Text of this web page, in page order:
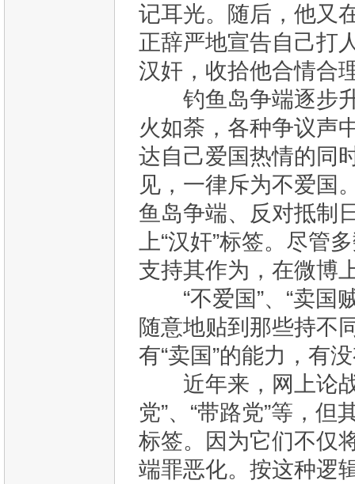
记耳光。随后，他又
正辞严地宣告自己打
汉奸，收拾他合情合
钓鱼岛争端逐步升
火如荼，各种争议声
达自己爱国热情的同
见，一律斥为不爱国
鱼岛争端、反对抵制
上“汉奸”标签。尽管
支持其作为，在微博
“不爱国”、“卖国贼
随意地贴到那些持不
有“卖国”的能力，有
近年来，网上论战
党”、“带路党”等，但
标签。因为它们不仅
端罪恶化。按这种逻